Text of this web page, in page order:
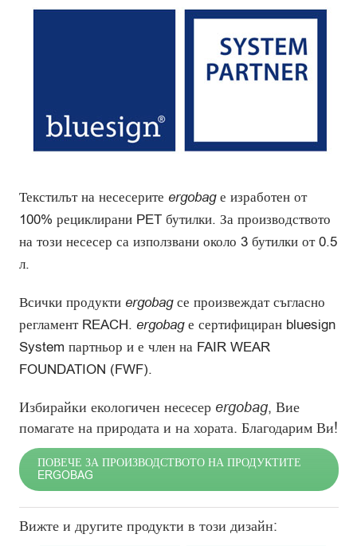
Текстилът на несесерите ergobagе изработен от
100% рециклирани PET бутилки. За производството
на този несесер са използвани около 3 бутилки от 0.5
л.
Всички продукти ergobagсе произвеждат съгласно
регламент REACH. ergobagе сертифициран bluesign
System партньор и е член на FAIR WEAR
FOUNDATION (FWF).
Избирайки екологичен несесер ergobag, Вие
помагате на природата и на хората. Благодарим Ви!
ПОВЕЧЕ ЗА ПРОИЗВОДСТВОТО НА ПРОДУКТИТЕ
ERGOBAG
Вижте и другите продукти в този дизайн: